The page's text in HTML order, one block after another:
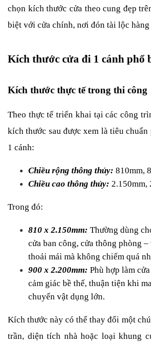
chọn kích thước cửa theo cung đẹp
biệt với cửa chính, nơi đón tài lộc hàng
Kích thước cửa đi 1 cánh phổ
Kích thước thực tế trong thi công
Theo thực tế triển khai tại các công
kích thước sau được xem là tiêu chuẩn
1 cánh:
Chiều rộng thông thủy: 810mm,
Chiều cao thông thủy: 2.150mm,
Trong đó:
810 x 2.150mm: Thường dùng
cửa ban công, cửa thông phòng
thoải mái mà không chiếm quá
900 x 2.200mm: Phù hợp làm
cảm giác bề thế, thuận tiện khi
chuyển vật dụng lớn.
Kích thước này có thể thay đổi một
trần, diện tích nhà hoặc loại khung